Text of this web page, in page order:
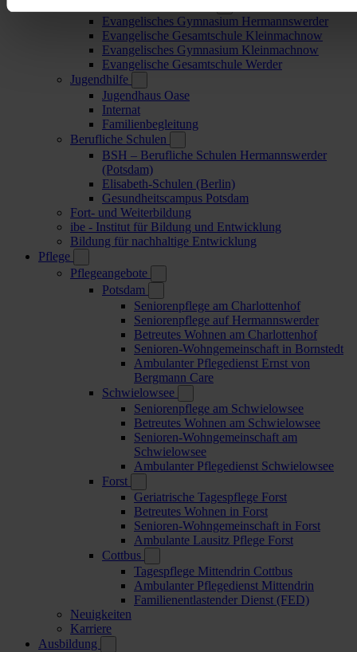
Evangelisches Gymnasium Hermannswerder
Evangelische Gesamtschule Kleinmachnow
Evangelisches Gymnasium Kleinmachnow
Evangelische Gesamtschule Werder
Jugendhilfe
Jugendhaus Oase
Internat
Familienbegleitung
Berufliche Schulen
BSH – Berufliche Schulen Hermannswerder
(Potsdam)
Elisabeth-Schulen (Berlin)
Gesundheitscampus Potsdam
Fort- und Weiterbildung
ibe - Institut für Bildung und Entwicklung
Bildung für nachhaltige Entwicklung
Pflege
Pflegeangebote
Potsdam
Seniorenpflege am Charlottenhof
Seniorenpflege auf Hermannswerder
Betreutes Wohnen am Charlottenhof
Senioren-Wohngemeinschaft in Bornstedt
Ambulanter Pflegedienst Ernst von
Bergmann Care
Schwielowsee
Seniorenpflege am Schwielowsee
Betreutes Wohnen am Schwielowsee
Senioren-Wohngemeinschaft am
Schwielowsee
Ambulanter Pflegedienst Schwielowsee
Forst
Geriatrische Tagespflege Forst
Betreutes Wohnen in Forst
Senioren-Wohngemeinschaft in Forst
Ambulante Lausitz Pflege Forst
Cottbus
Tagespflege Mittendrin Cottbus
Ambulanter Pflegedienst Mittendrin
Familienentlastender Dienst (FED)
Neuigkeiten
Karriere
Ausbildung